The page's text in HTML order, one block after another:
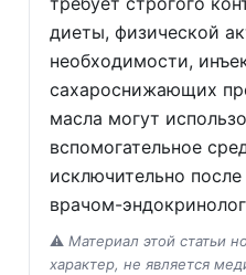
диеты, физической
необходимости,
сахароснижающих
масла могут
вспомогательное
исключительно
врачом-
⚠️ Материал этой статьи
характер, не является